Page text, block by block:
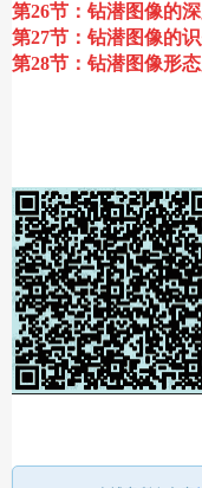
第26节：钻潜图像的
第27节：钻潜图像的
第28节：钻潜图像形